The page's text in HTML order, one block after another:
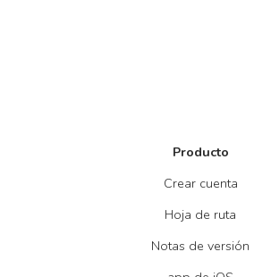
Producto
Crear cuenta
Hoja de ruta
Notas de versión